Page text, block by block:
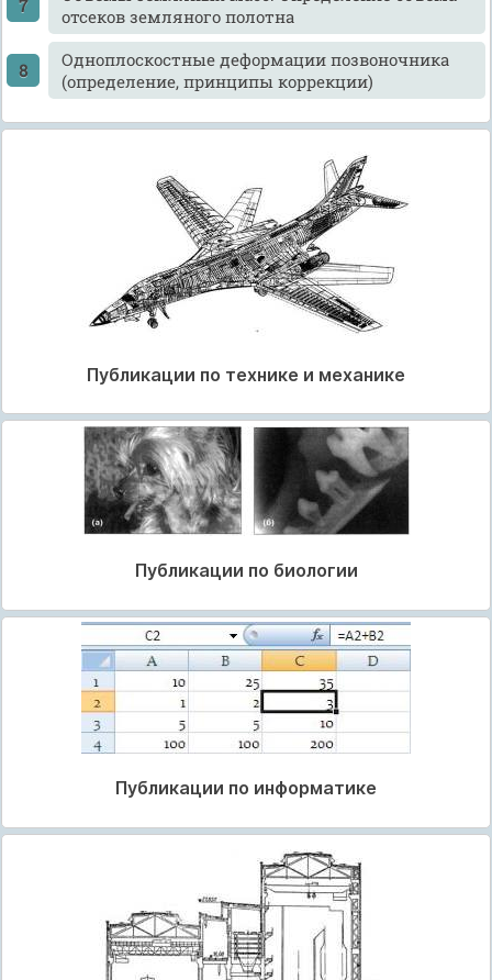
отсеков земляного полотна
Одноплоскостные деформации позвоночника
(определение, принципы коррекции)
Публикации по технике и механике
Публикации по биологии
Публикации по информатике